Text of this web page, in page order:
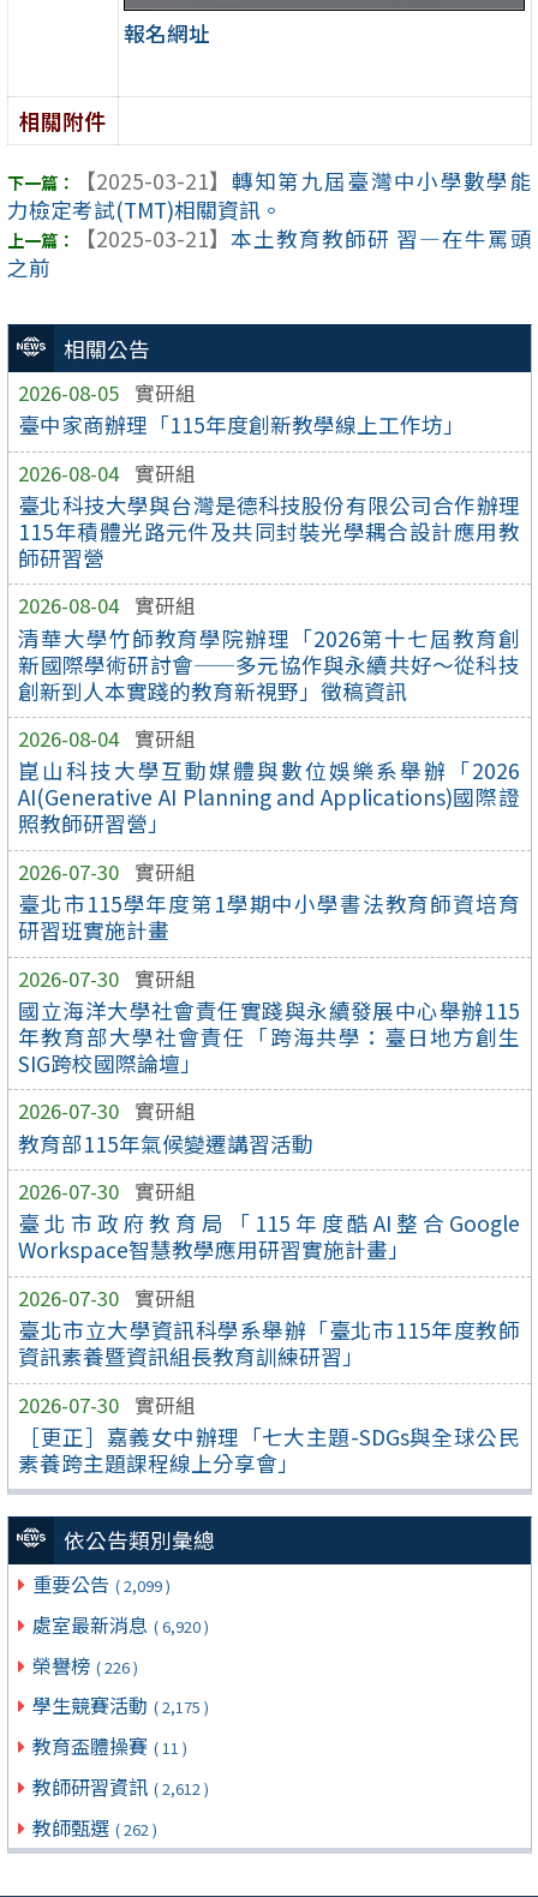
相關公告
2026-08-05 實研組
臺中家商辦理「115年度創新教學線上工作坊」
2026-08-04 實研組
臺北科技大學與台灣是德科技股份有限公司合作辦理
115年積體光路元件及共同封裝光學耦合設計應用教
師研習營
2026-08-04 實研組
清華大學竹師教育學院辦理「2026第十七屆教育創
新國際學術研討會——多元協作與永續共好～從科技
創新到人本實踐的教育新視野」徵稿資訊
2026-08-04 實研組
崑山科技大學互動媒體與數位娛樂系舉辦「2026
AI(Generative AI Planning and Applications)國際證
照教師研習營」
2026-07-30 實研組
臺北市115學年度第1學期中小學書法教育師資培育
研習班實施計畫
2026-07-30 實研組
國立海洋大學社會責任實踐與永續發展中心舉辦115
年教育部大學社會責任「跨海共學：臺日地方創生
SIG跨校國際論壇」
2026-07-30 實研組
教育部115年氣候變遷講習活動
2026-07-30 實研組
臺北市政府教育局「115年度酷AI整合Google
Workspace智慧教學應用研習實施計畫」
2026-07-30 實研組
臺北市立大學資訊科學系舉辦「臺北市115年度教師
資訊素養暨資訊組長教育訓練研習」
2026-07-30 實研組
［更正］嘉義女中辦理「七大主題-SDGs與全球公民
素養跨主題課程線上分享會」
依公告類別彙總
重要公告 ( 2,099 )
處室最新消息 ( 6,920 )
榮譽榜 ( 226 )
學生競賽活動 ( 2,175 )
教育盃體操賽 ( 11 )
教師研習資訊 ( 2,612 )
教師甄選 ( 262 )
報名網址
相關附件
【2025-03-21】 轉知第九屆臺灣中小學數學能
力檢定考試(TMT)相關資訊。
【2025-03-21】 本土教育教師研 習—在牛罵頭
之前